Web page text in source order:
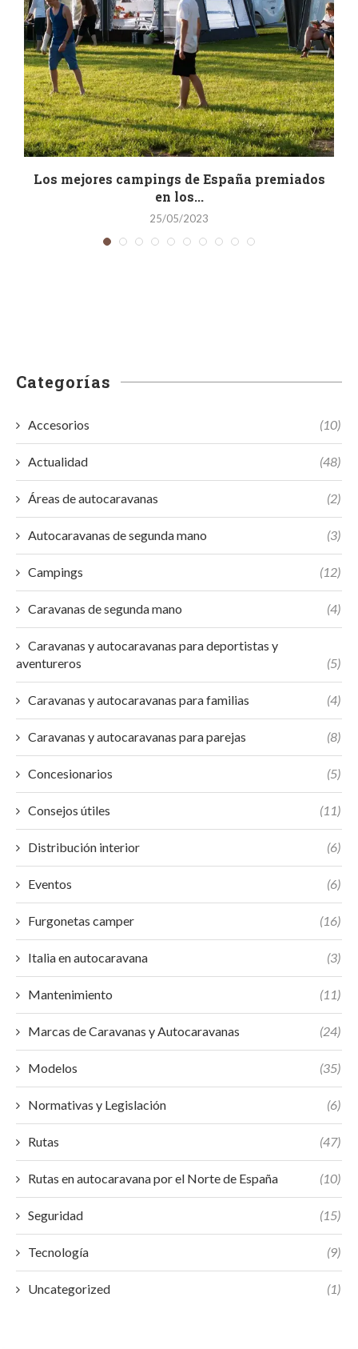
Los mejores campings de España premiados
en los...
25/05/2023
Categorías
Accesorios (10)
Actualidad (48)
Áreas de autocaravanas (2)
Autocaravanas de segunda mano (3)
Campings (12)
Caravanas de segunda mano (4)
Caravanas y autocaravanas para deportistas y
aventureros
(5)
Caravanas y autocaravanas para familias (4)
Caravanas y autocaravanas para parejas (8)
Concesionarios (5)
Consejos útiles (11)
Distribución interior (6)
Eventos (6)
Furgonetas camper (16)
Italia en autocaravana (3)
Mantenimiento (11)
Marcas de Caravanas y Autocaravanas (24)
Modelos (35)
Normativas y Legislación (6)
Rutas (47)
Rutas en autocaravana por el Norte de España (10)
Seguridad (15)
Tecnología (9)
Uncategorized (1)